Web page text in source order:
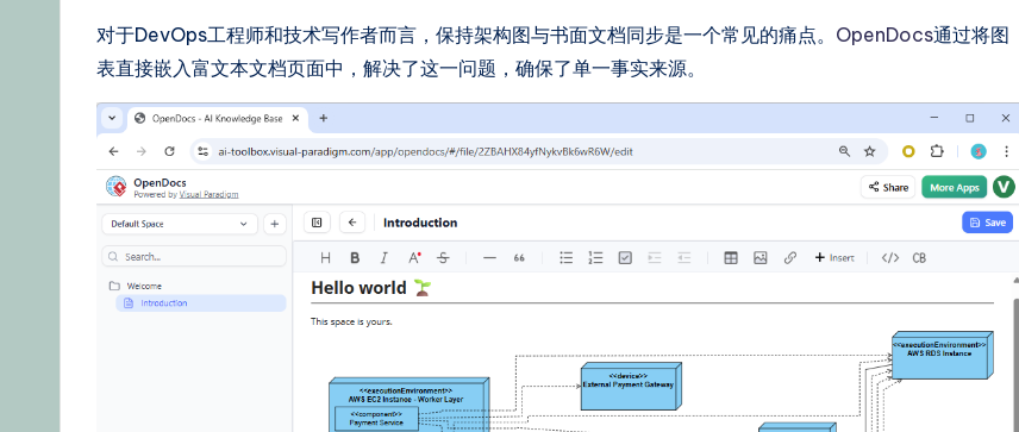
对于DevOps工程师和技术写作者而言，保持架构图与书面文档同步是一个常见的痛点。 OpenDocs通过将图
表直接嵌入富文本文档页面中，解决了这一问题，确保了单一事实来源。